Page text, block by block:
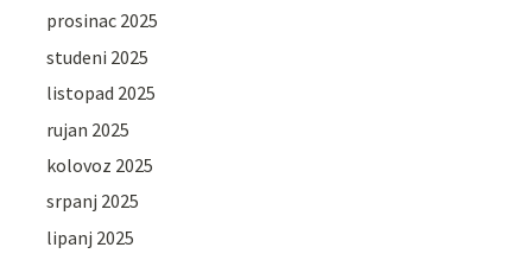
prosinac 2025
studeni 2025
listopad 2025
rujan 2025
kolovoz 2025
srpanj 2025
lipanj 2025